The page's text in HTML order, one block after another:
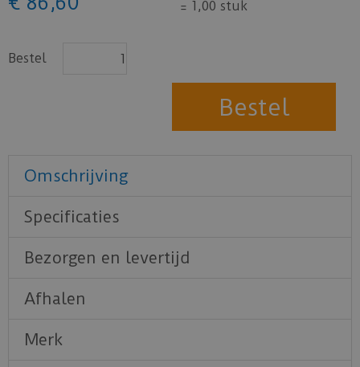
= 1,00 stuk
Bestel
Omschrijving
Specificaties
Bezorgen en levertijd
Afhalen
Merk